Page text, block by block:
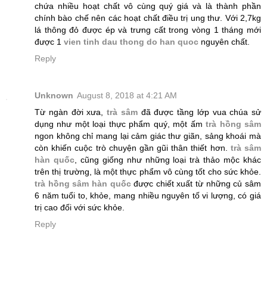
chứa nhiều hoạt chất vô cùng quý giá và là thành phần
chính bào chế nên các hoạt chất điều trị ung thư. Với 2,7kg
lá thông đỏ được ép và trưng cất trong vòng 1 tháng mới
được 1 vien tinh dau thong do han quoc nguyên chất.
Reply
Unknown August 8, 2018 at 4:21 AM
Từ ngàn đời xưa, trà sâmđã được tầng lớp vua chúa sử
dụng như một loại thực phẩm quý, một ấmtrà hồng sâm
ngon không chỉ mang lại cảm giác thư giãn, sảng khoái mà
còn khiến cuộc trò chuyện gần gũi thân thiết hơn. trà sâm
hàn quốc, cũng giống như những loại trà thảo mộc khác
trên thị trường, là một thực phẩm vô cùng tốt cho sức khỏe.
trà hồng sâm hàn quốcđược chiết xuất từ những củ sâm
6 năm tuổi to, khỏe, mang nhiều nguyên tố vi lượng, có giá
trị cao đối với sức khỏe.
Reply